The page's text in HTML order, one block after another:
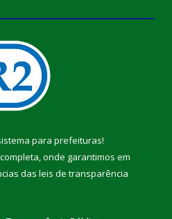
para prefeituras!
completa, onde garantimos em
das leis de transparência